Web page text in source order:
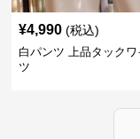
¥4,990 (税込)
白パンツ 上品タックワ
ツ